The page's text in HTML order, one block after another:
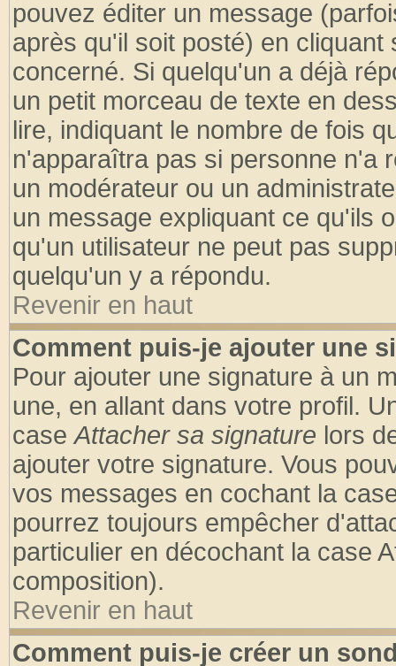
pouvez éditer un message
après qu'il soit posté) en
concerné. Si quelqu'un a déjà
un petit morceau de texte en
lire, indiquant le nombre de fois
n'apparaîtra pas si personne n'a
un modérateur ou un
un message expliquant ce qu'ils
qu'un utilisateur ne peut pas
quelqu'un y a répondu.
Revenir en haut
Comment puis-je ajouter une
Pour ajouter une signature à un
une, en allant dans votre profil.
caseAttacher sa signature lors
ajouter votre signature. Vous
vos messages en cochant la
pourrez toujours empêcher
particulier en décochant la case
composition).
Revenir en haut
Comment puis-je créer un